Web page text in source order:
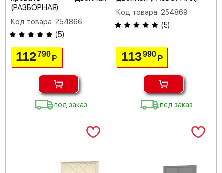
(РАЗБОРНАЯ)
Код товара: 254866
(5)
112790Р
под заказ
Код товара: 254869
(5)
113990 Р
под заказ